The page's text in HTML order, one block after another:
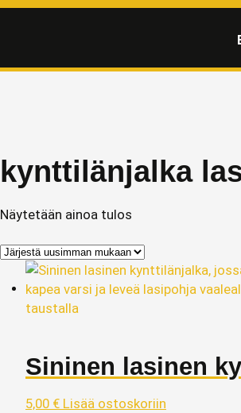
kynttilänjalka
Näytetään ainoa tulos
Sininen lasinen
5,00 € Lisää ostoskoriin